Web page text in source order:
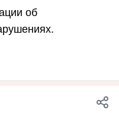
об